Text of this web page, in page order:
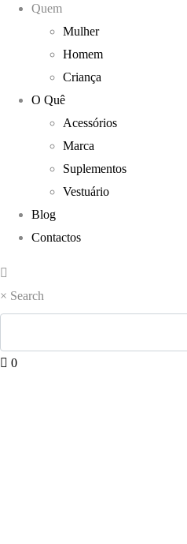
Quem
Mulher
Homem
Criança
O Quê
Acessórios
Marca
Suplementos
Vestuário
Blog
Contactos
× Search
0